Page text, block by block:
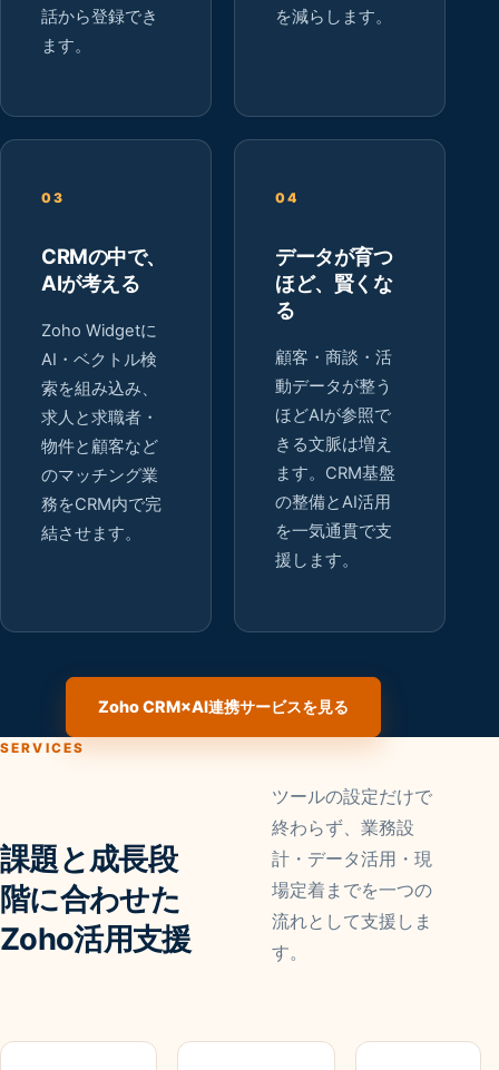
話から登録でき
ます。
を減らします。
03
CRMの中で、
AIが考える
Zoho Widgetに
AI・ベクトル検
索を組み込み、
求人と求職者・
物件と顧客など
のマッチング業
務をCRM内で完
結させます。
04
データが育つ
ほど、賢くな
る
顧客・商談・活
動データが整う
ほどAIが参照で
きる文脈は増え
ます。CRM基盤
の整備とAI活用
を一気通貫で支
援します。
Zoho CRM×AI連携サービスを見る
SERVICES
課題と成長段
階に合わせた
Zoho活用支援
ツールの設定だけで
終わらず、業務設
計・データ活用・現
場定着までを一つの
流れとして支援しま
す。